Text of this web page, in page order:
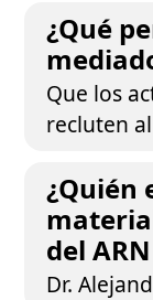
¿Qué
Que los
recluten
¿Quién
del
Dr.